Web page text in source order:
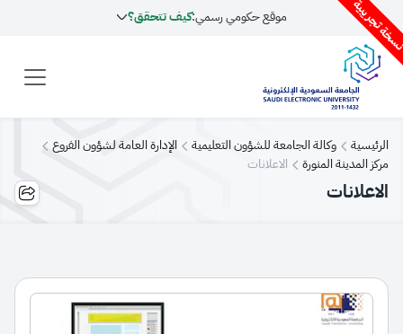
تجريبية موقع حكومي رسمي:كيف تتحقق؟
الرئيسية وكالة الجامعة للشؤون التعليمية
الإدارة العامة لشؤون الفروع
مركز المدينة المنورة
الاعلانات
الاعلانات